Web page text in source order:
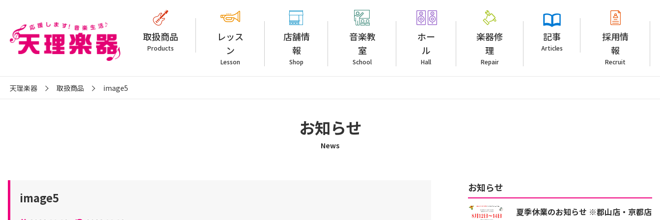
取扱商品
Products
レッス
ン
Lesson
店舗情
報
Shop
音楽教
室
School
ホー
ル
Hall
楽器修
理
Repair
記事
Articles
採用情
報
Recruit
天理楽器 取扱商品 image5
お知らせ
News
image5
お知らせ
夏季休業のお知らせ ※郡山店・京都店